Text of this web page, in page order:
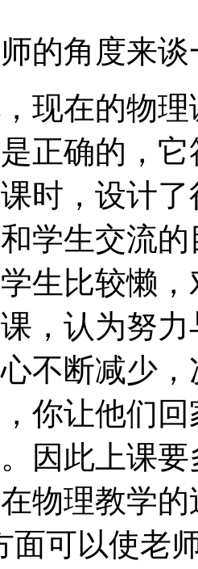
的角度来
现在的物
正确的，
时，设计
学生交流
生比较懒
，认为努
不断减少
你让他们
因此上课
物理教学
面可以使老